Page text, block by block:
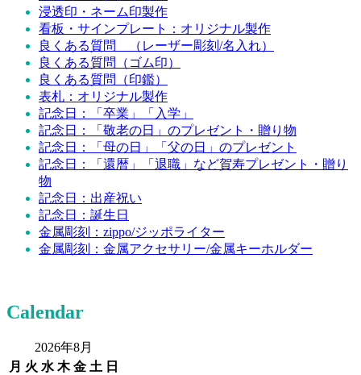
浸透印・ネーム印製作
看板・サインプレート：オリジナル製作
良くある質問 （レーザー彫刻/名入れ）
良くある質問（ゴム印）
良くある質問（印鑑）
表札：オリジナル製作
記念日：「卒業」「入学」
記念日：「敬老の日」のプレゼント・贈り物
記念日：「母の日」「父の日」のプレゼント
記念日：「還暦」「退職」など賀寿プレゼント・贈り
物
記念日：出産祝い
記念日：誕生日
金属彫刻：zippo/ジッポライター
金属彫刻：金属アクセサリー/金属キーホルダー
Calendar
2026年8月
月 火 水 木 金 土 日